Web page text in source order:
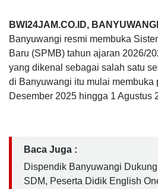
BWI24JAM.CO.ID,
Banyuwangi resmi membuka
Baru (SPMB) tahun ajaran 2026/
yang dikenal sebagai salah satu
di Banyuwangi itu mulai membuka
Desember 2025 hingga 1 Agustus
Baca Juga :
Dispendik Banyuwangi
SDM, Peserta Didik English